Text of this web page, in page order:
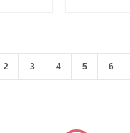
2 3 4 5 6